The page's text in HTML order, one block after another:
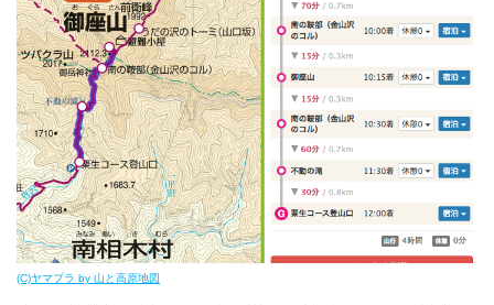
(C)ヤマプラ by 山と高原地図